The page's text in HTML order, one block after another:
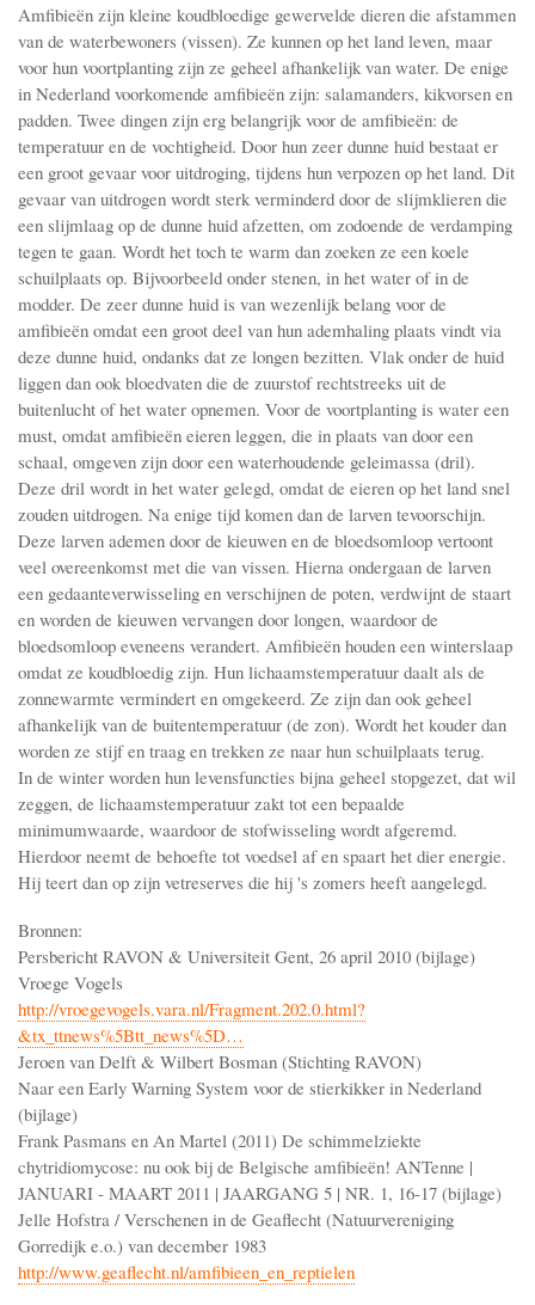
Amfibieën zijn kleine koudbloedige gewervelde dieren die afstammen
van de waterbewoners (vissen). Ze kunnen op het land leven, maar
voor hun voortplanting zijn ze geheel afhankelijk van water. De enige
in Nederland voorkomende amfibieën zijn: salamanders, kikvorsen en
padden. Twee dingen zijn erg belangrijk voor de amfibieën: de
temperatuur en de vochtigheid. Door hun zeer dunne huid bestaat er
een groot gevaar voor uitdroging, tijdens hun verpozen op het land. Dit
gevaar van uitdrogen wordt sterk verminderd door de slijmklieren die
een slijmlaag op de dunne huid afzetten, om zodoende de verdamping
tegen te gaan. Wordt het toch te warm dan zoeken ze een koele
schuilplaats op. Bijvoorbeeld onder stenen, in het water of in de
modder. De zeer dunne huid is van wezenlijk belang voor de
amfibieën omdat een groot deel van hun ademhaling plaats vindt via
deze dunne huid, ondanks dat ze longen bezitten. Vlak onder de huid
liggen dan ook bloedvaten die de zuurstof rechtstreeks uit de
buitenlucht of het water opnemen. Voor de voortplanting is water een
must, omdat amfibieën eieren leggen, die in plaats van door een
schaal, omgeven zijn door een waterhoudende geleimassa (dril).
Deze dril wordt in het water gelegd, omdat de eieren op het land snel
zouden uitdrogen. Na enige tijd komen dan de larven tevoorschijn.
Deze larven ademen door de kieuwen en de bloedsomloop vertoont
veel overeenkomst met die van vissen. Hierna ondergaan de larven
een gedaanteverwisseling en verschijnen de poten, verdwijnt de staart
en worden de kieuwen vervangen door longen, waardoor de
bloedsomloop eveneens verandert. Amfibieën houden een winterslaap
omdat ze koudbloedig zijn. Hun lichaamstemperatuur daalt als de
zonnewarmte vermindert en omgekeerd. Ze zijn dan ook geheel
afhankelijk van de buitentemperatuur (de zon). Wordt het kouder dan
worden ze stijf en traag en trekken ze naar hun schuilplaats terug.
In de winter worden hun levensfuncties bijna geheel stopgezet, dat wil
zeggen, de lichaamstemperatuur zakt tot een bepaalde
minimumwaarde, waardoor de stofwisseling wordt afgeremd.
Hierdoor neemt de behoefte tot voedsel af en spaart het dier energie.
Hij teert dan op zijn vetreserves die hij 's zomers heeft aangelegd.
Bronnen:
Persbericht RAVON & Universiteit Gent, 26 april 2010 (bijlage)
Vroege Vogels
http://vroegevogels.vara.nl/Fragment.202.0.html?
&tx_ttnews%5Btt_news%5D…
Jeroen van Delft & Wilbert Bosman (Stichting RAVON)
Naar een Early Warning System voor de stierkikker in Nederland
(bijlage)
Frank Pasmans en An Martel (2011) De schimmelziekte
chytridiomycose: nu ook bij de Belgische amfibieën! ANTenne |
JANUARI - MAART 2011 | JAARGANG 5 | NR. 1, 16-17 (bijlage)
Jelle Hofstra / Verschenen in de Geaflecht (Natuurvereniging
Gorredijk e.o.) van december 1983
http://www.geaflecht.nl/amfibieen_en_reptielen